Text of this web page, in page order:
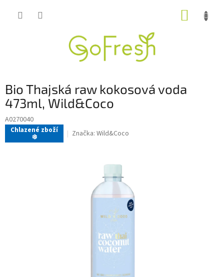
Bio Thajská raw kokosová voda
473ml, Wild&Coco
A0270040
Chlazené zboží
❄️ Značka: Wild&Coco